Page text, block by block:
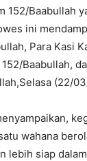
152/Baabullah
ini
Para Kasi
Baabullah,
(22/
wahana
lebih siap